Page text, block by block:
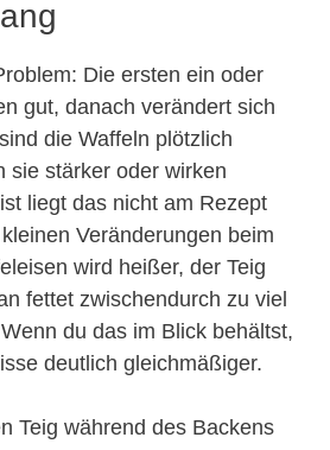
Die ersten ein oder
gut, danach verändert sich
die Waffeln plötzlich
sie stärker oder wirken
liegt das nicht am Rezept
Veränderungen beim
wird heißer, der Teig
fettet zwischendurch zu viel
du das im Blick behältst,
deutlich gleichmäßiger.
Teig während des Backens